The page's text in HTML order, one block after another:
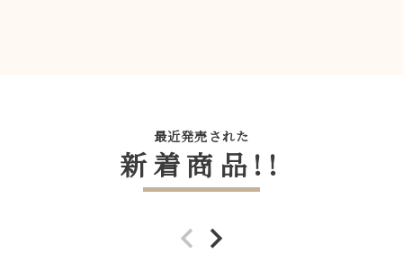
コーンスープ
目録ギフト
最近発売された
新着商品!!